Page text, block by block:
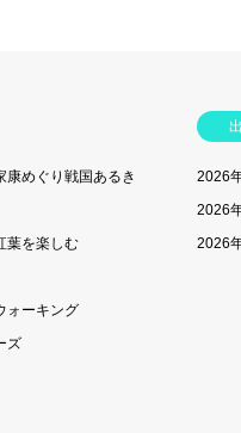
康めぐり戦国あるき
葉を楽しむ
ォーキング
ズ
2026
2026
2026